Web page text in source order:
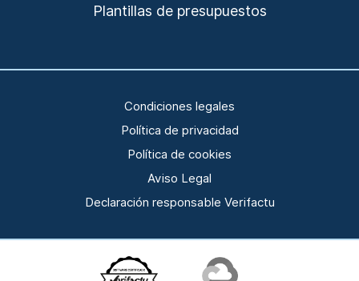
Plantillas de presupuestos
Condiciones legales
Política de privacidad
Política de cookies
Aviso Legal
Declaración responsable Verifactu